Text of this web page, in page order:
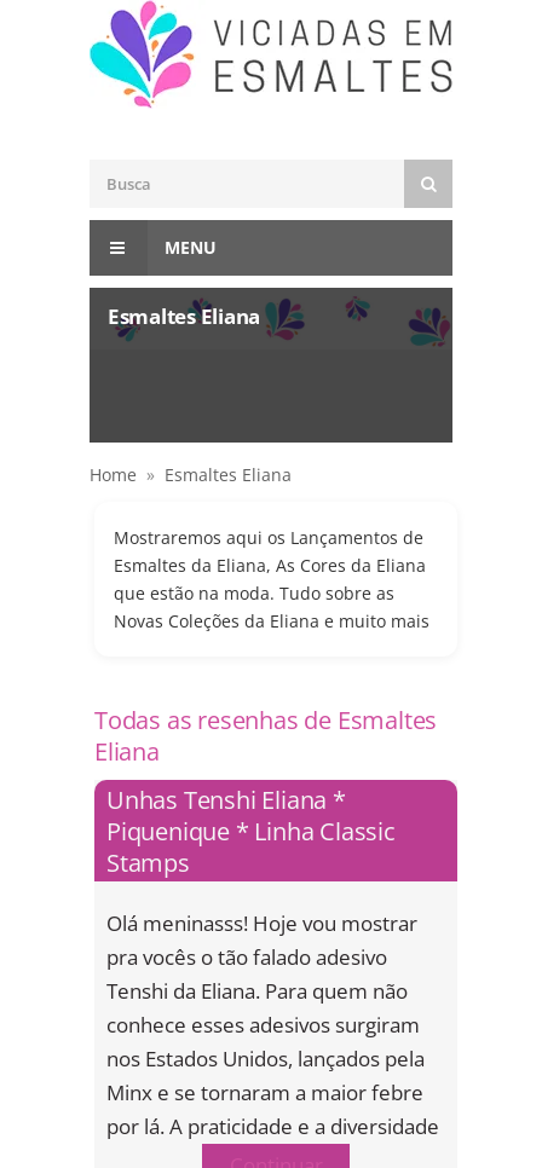
MENU
Esmaltes Eliana
Home » Esmaltes Eliana
Mostraremos aqui os Lançamentos de
Esmaltes da Eliana, As Cores da Eliana
que estão na moda. Tudo sobre as
Novas Coleções da Eliana e muito mais
Todas as resenhas de Esmaltes
Eliana
Unhas Tenshi Eliana *
Piquenique * Linha Classic
Stamps
Olá meninasss! Hoje vou mostrar
pra vocês o tão falado adesivo
Tenshi da Eliana. Para quem não
conhece esses adesivos surgiram
nos Estados Unidos, lançados pela
Minx e se tornaram a maior febre
por lá. A praticidade e a diversidade